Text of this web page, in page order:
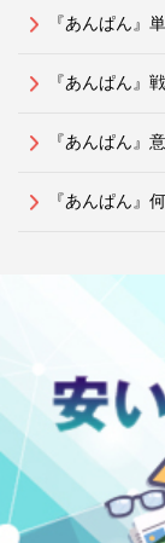
『あんぱん』
『あんぱん』
『あんぱん』
『あんぱん』